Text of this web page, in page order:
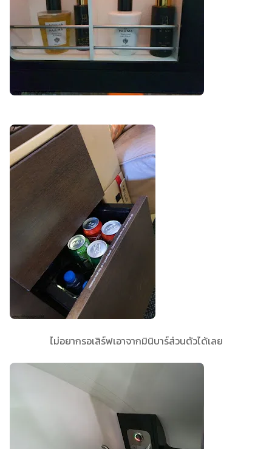
ไม่อยากรอเสิร์ฟเอาจากมินิบาร์ส่วนตัวได้เลย